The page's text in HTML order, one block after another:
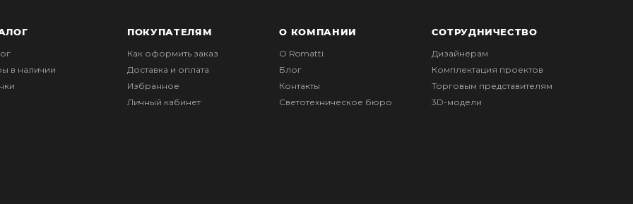
в наличии
ПОКУПАТЕЛЯМ
Как оформить заказ
Доставка и оплата
Избранное
Личный кабинет
О КОМПАНИИ
О Romatti
Блог
Контакты
Светотехническое бюро
СОТРУДНИЧЕСТВО
Дизайнерам
Комплектация проектов
Торговым представителям
3D-модели